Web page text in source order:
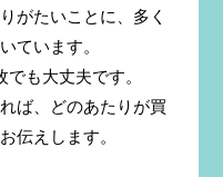
がたいことに、多く
ています。
でも大丈夫です。
ば、どのあたりが買
伝えします。